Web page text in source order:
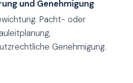
und Genehmigung
Pacht- oder
Genehmigung.